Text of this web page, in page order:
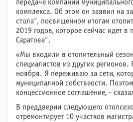
передаче компании
комплекса. Об этом он заявил на
стола", посвященном итогам
2019 годов, которое сейчас идет
Саратове".
«Мы входили в отопительный
специалистов из других регионов.
ноября. Я переживаю за сети,
муниципалной собствеости.
концессионное соглашение, -
В преддверии следующего
отремонтирует 10 участков